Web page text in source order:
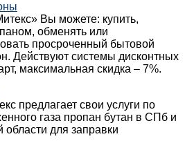
Вы можете: купить,
обменять или
просроченный бытовой
Действуют системы дисконтных
максимальная скидка – 7%.
предлагает свои услуги по
газа пропан бутан в СПб и
области для заправки